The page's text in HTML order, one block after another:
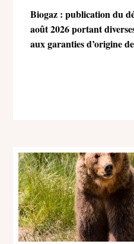
Biogaz : publication du
août 2026 portant
aux garanties d’origine